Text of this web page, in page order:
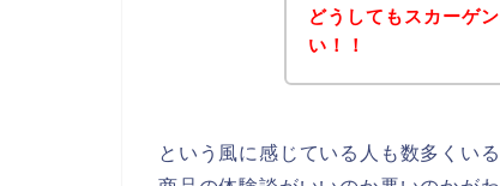
どうしてもスカーゲ
い！！
という風に感じている人も数多くい